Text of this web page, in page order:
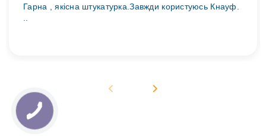
Гарна , якісна штукатурка.Завжди користуюсь Кнауф.
..